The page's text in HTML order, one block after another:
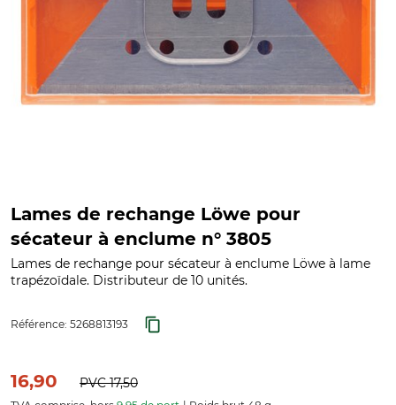
Lames de rechange Löwe pour
sécateur à enclume n° 3805
Lames de rechange pour sécateur à enclume Löwe à lame
trapézoïdale. Distributeur de 10 unités.
Référence: 5268813193
16,90 PVC17,50